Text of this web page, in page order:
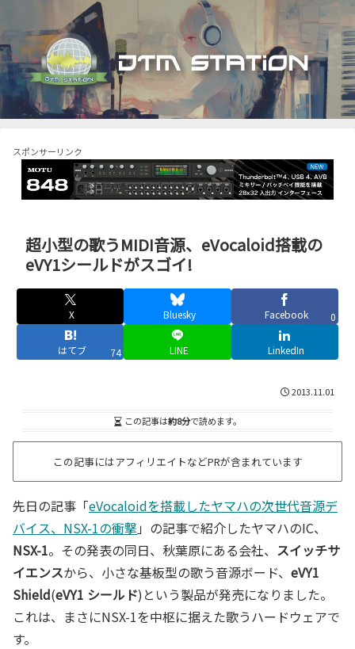
スポンサーリンク
超小型の歌うMIDI音源、eVocaloid搭載の
eVY1シールドがスゴイ!
X Bluesky Facebook 0
はてブ 74 LINE LinkedIn
2013.11.01
この記事は約8分で読めます。
この記事にはアフィリエイトなどPRが含まれています
先日の記事「eVocaloidを搭載したヤマハの次世代音源デ
バイス、NSX-1の衝撃」の記事で紹介したヤマハのIC、
NSX-1。その発表の同日、秋葉原にある会社、 スイッチサ
イエンスから、小さな基板型の歌う音源ボード、 eVY1
Shield(eVY1 シールド)という製品が発売になりました。
これは、まさにNSX-1を中枢に据えた歌うハードウェアで
す。